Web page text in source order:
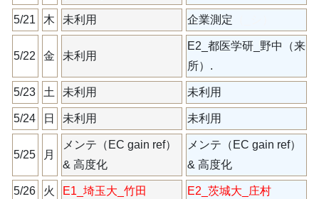
5/21 木 未利用 企業測定
5/22 金 未利用
E2_都医学研_野中（来
所）.
5/23 土 未利用 未利用
5/24 日 未利用 未利用
5/25 月
メンテ（EC gain ref）
& 高度化
メンテ（EC gain ref）
& 高度化
5/26 火 E1_埼玉大_竹田 E2_茨城大_庄村